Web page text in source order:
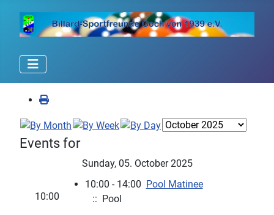
Events for
Sunday, 05. October 2025
10:00
10:00 - 14:00 Pool Matinee
:: Pool